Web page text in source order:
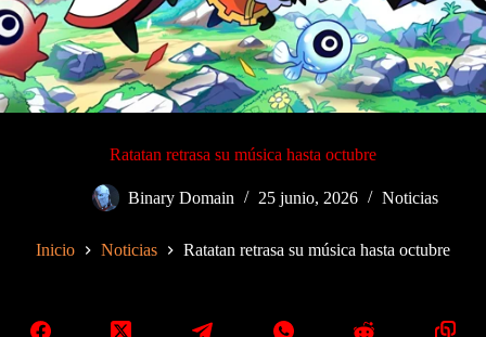
Ratatan retrasa su música hasta octubre
Binary Domain 25 junio, 2026 Noticias
Inicio Noticias Ratatan retrasa su música hasta octubre